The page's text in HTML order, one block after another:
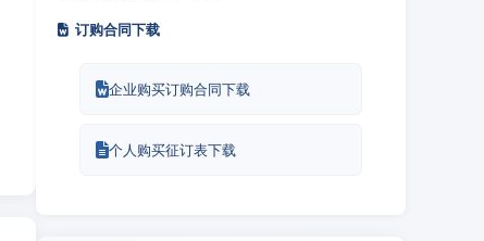
订购合同下载
企业购买订购合同下载
个人购买征订表下载